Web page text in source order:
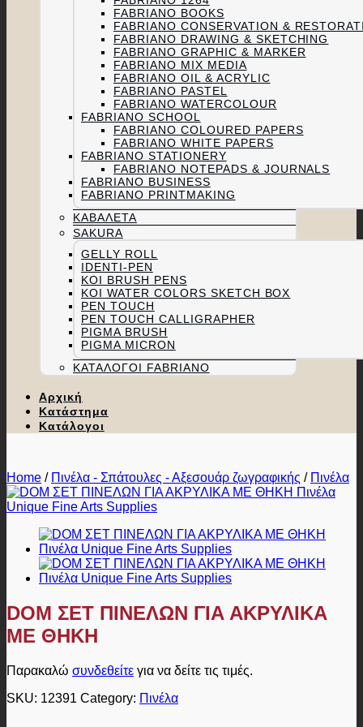
FABRIANO BOOKS
FABRIANO CONSERVATION &
FABRIANO DRAWING & SKETCHING
FABRIANO GRAPHIC & MARKER
FABRIANO MIX MEDIA
FABRIANO OIL & ACRYLIC
FABRIANO PASTEL
FABRIANO WATERCOLOUR
FABRIANO SCHOOL
FABRIANO COLOURED PAPERS
FABRIANO WHITE PAPERS
FABRIANO STATIONERY
FABRIANO NOTEPADS & JOURNALS
FABRIANO BUSINESS
FABRIANO PRINTMAKING
ΚΑΒΑΛΈΤΑ
SAKURA
GELLY ROLL
IDENTI-PEN
KOI BRUSH PENS
KOI WATER COLORS SKETCH BOX
PEN TOUCH
PEN TOUCH CALLIGRAPHER
PIGMA BRUSH
PIGMA MICRON
ΚΑΤΆΛΟΓΟΙ FABRIANO
Αρχική
Κατάστημα
Κατάλογοι
Home / Πινέλα - Σπάτουλες - Αξεσουάρ ζωγραφικής / Πινέλα
DOM ΣΕΤ ΠΙΝΕΛΩΝ ΓΙΑ ΑΚΡΥΛΙΚΑ
ΜΕ ΘΗΚΗ
Παρακαλώ συνδεθείτε για να δείτε τις τιμές.
SKU: 12391 Category: Πινέλα